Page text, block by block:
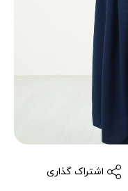
اشتراک گذاری